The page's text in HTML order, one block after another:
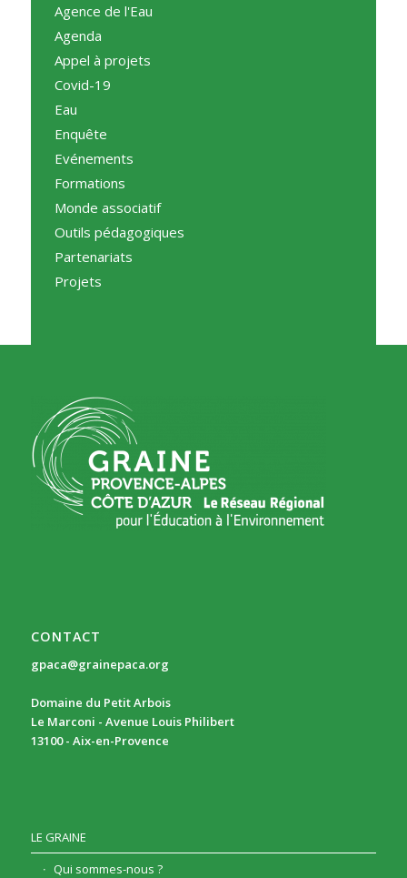
Agence de l'Eau
Agenda
Appel à projets
Covid-19
Eau
Enquête
Evénements
Formations
Monde associatif
Outils pédagogiques
Partenariats
Projets
CONTACT
gpaca@grainepaca.org
Domaine du Petit Arbois
Le Marconi - Avenue Louis Philibert
13100 - Aix-en-Provence
LE GRAINE
Qui sommes-nous ?